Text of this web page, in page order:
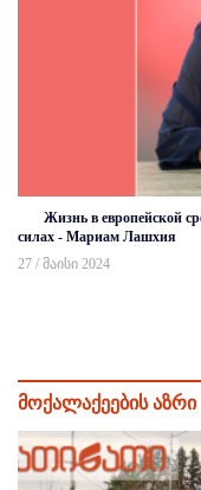
Жизнь в европейской
силах - Мариам Лашхия
27 / მაისი 2024
მოქალაქეების აზრი